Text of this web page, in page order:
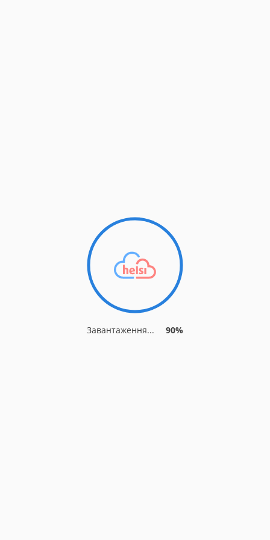
Завантаження... 90%